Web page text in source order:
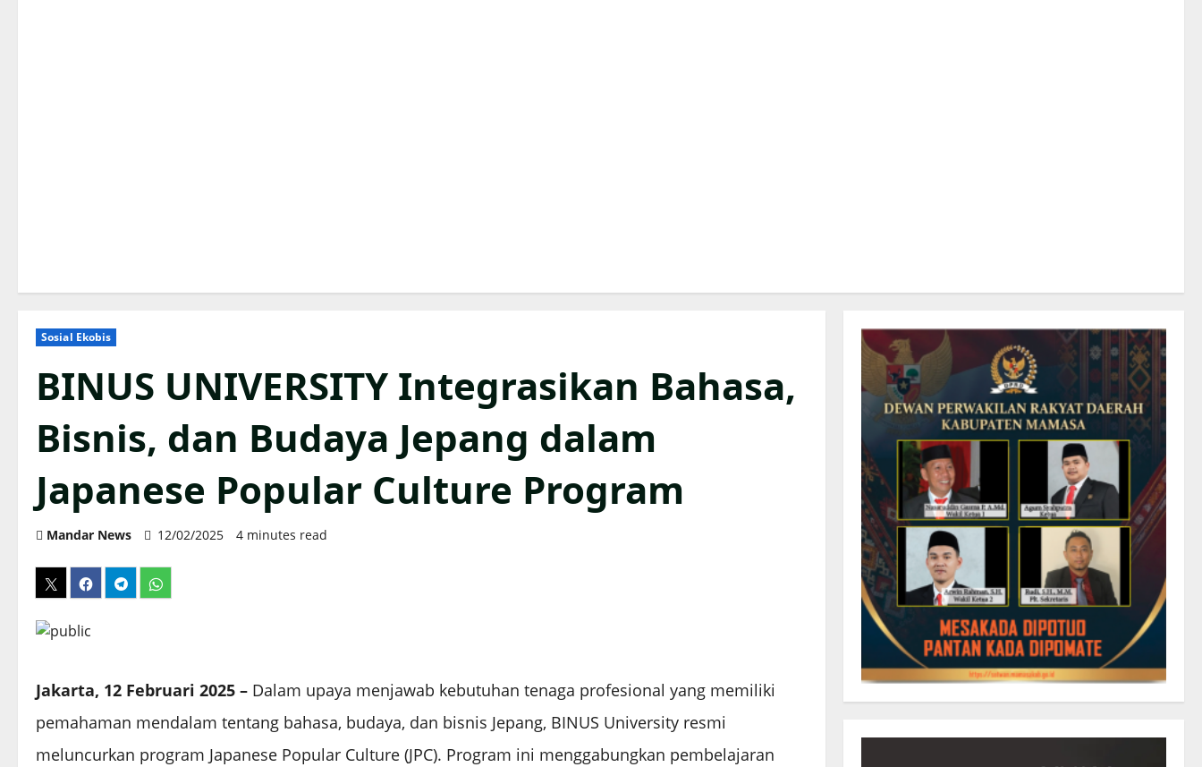
Sosial Ekobis
BINUS UNIVERSITY Integrasikan Bahasa,
Bisnis, dan Budaya Jepang dalam
Japanese Popular Culture Program
Mandar News 12/02/2025 4 minutes read
Jakarta, 12 Februari 2025 – Dalam upaya menjawab kebutuhan tenaga profesional yang memiliki
pemahaman mendalam tentang bahasa, budaya, dan bisnis Jepang, BINUS University resmi
meluncurkan program Japanese Popular Culture (JPC). Program ini menggabungkan pembelajaran